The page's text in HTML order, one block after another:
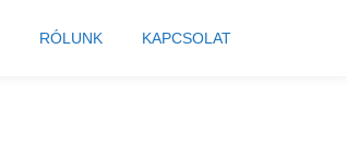
RÓLUNK KAPCSOLAT